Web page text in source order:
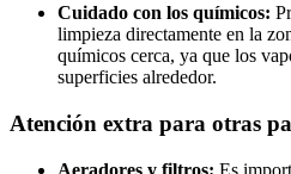
Cuidado con los químicos:
limpieza directamente en la
químicos cerca, ya que los
superficies alrededor.
Atención extra para otras
Aeradores y filtros: Es